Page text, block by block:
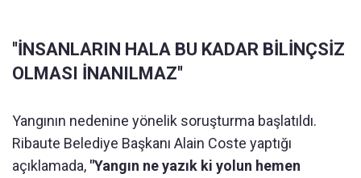
''İNSANLARIN HALA BU KADAR BİLİNÇSİZ
OLMASI İNANILMAZ''
Yangının nedenine yönelik soruşturma başlatıldı.
Ribaute Belediye Başkanı Alain Coste yaptığı
açıklamada, "Yangın ne yazık ki yolun hemen